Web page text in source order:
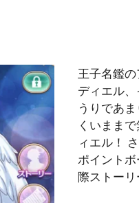
王子名鑑
ディエル
うりであ
くいまま
ィエル！
ポイント
際ストー